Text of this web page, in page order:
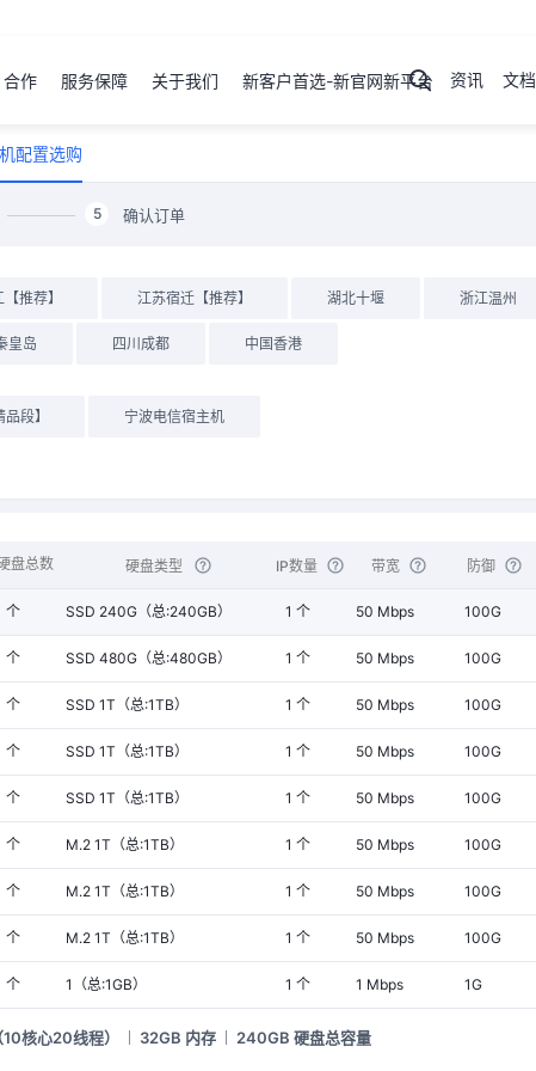
合作 服务保障 关于我们 新客户首选-新官网新平台
云服务器
资讯 文档
配置选购
5 确认订单
推荐】 江苏宿迁【推荐】 湖北十堰 浙江温州
皇岛 四川成都 中国香港
段】 宁波电信宿主机
盘总数 硬盘类型 IP数量 带宽 防御
个 SSD 240G（总:240GB） 1 个 50 Mbps 100G
个 SSD 480G（总:480GB） 1 个 50 Mbps 100G
个 SSD 1T（总:1TB） 1 个 50 Mbps 100G
个 SSD 1T（总:1TB） 1 个 50 Mbps 100G
个 SSD 1T（总:1TB） 1 个 50 Mbps 100G
个 M.2 1T（总:1TB） 1 个 50 Mbps 100G
个 M.2 1T（总:1TB） 1 个 50 Mbps 100G
个 M.2 1T（总:1TB） 1 个 50 Mbps 100G
个 1（总:1GB） 1 个 1 Mbps 1G
核心20线程） 32GB 内存 240GB 硬盘总容量